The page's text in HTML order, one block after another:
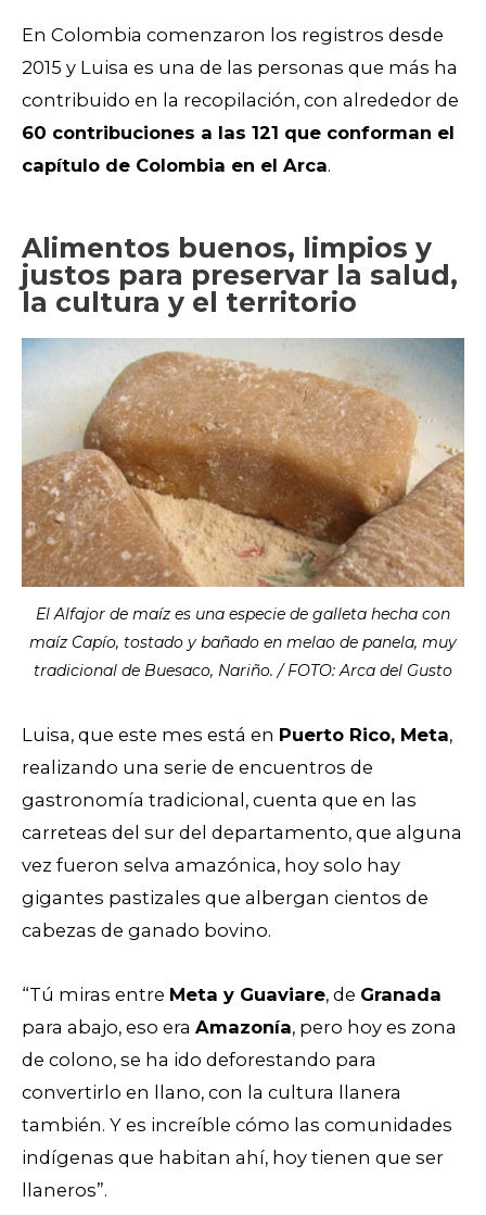
En Colombia comenzaron los registros desde
2015 y Luisa es una de las personas que más ha
contribuido en la recopilación, con alrededor de
60 contribuciones a las 121 que conforman el
capítulo de Colombia en el Arca.
Alimentos buenos, limpios y
justos para preservar la salud,
la cultura y el territorio
El Alfajor de maíz es una especie de galleta hecha con
maíz Capío, tostado y bañado en melao de panela, muy
tradicional de Buesaco, Nariño. / FOTO: Arca del Gusto
Luisa, que este mes está en Puerto Rico, Meta,
realizando una serie de encuentros de
gastronomía tradicional, cuenta que en las
carreteas del sur del departamento, que alguna
vez fueron selva amazónica, hoy solo hay
gigantes pastizales que albergan cientos de
cabezas de ganado bovino.
“Tú miras entre Meta y Guaviare, de Granada
para abajo, eso era Amazonía, pero hoy es zona
de colono, se ha ido deforestando para
convertirlo en llano, con la cultura llanera
también. Y es increíble cómo las comunidades
indígenas que habitan ahí, hoy tienen que ser
llaneros”.